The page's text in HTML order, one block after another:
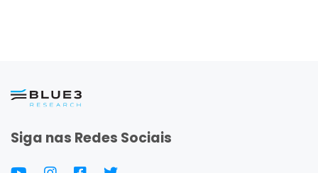
Siga nas Redes Sociais